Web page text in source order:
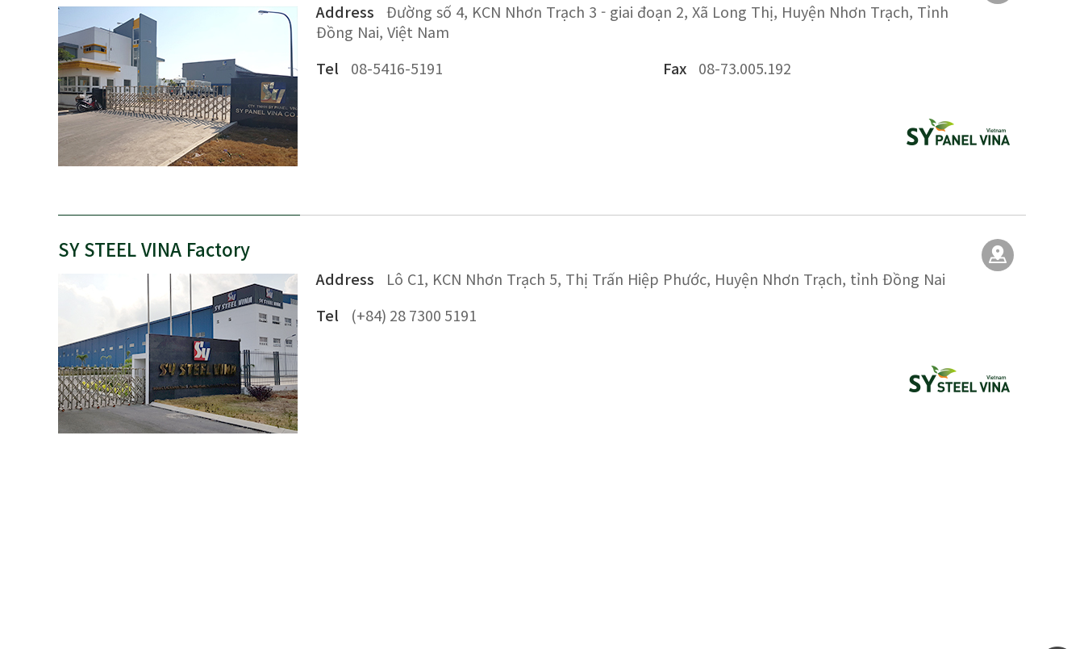
Address
Đường số 4, KCN Nhơn Trạch 3 - giai đoạn 2, Xã Long Thị, Huyện Nhơn Trạch, Tỉnh
Đồng Nai, Việt Nam
Tel
08-5416-5191 Fax 08-73.005.192
SY STEEL VINA Factory
Address
Lô C1, KCN Nhơn Trạch 5, Thị Trấn Hiệp Phước, Huyện Nhơn Trạch, tỉnh Đồng Nai
Tel
(+84) 28 7300 5191